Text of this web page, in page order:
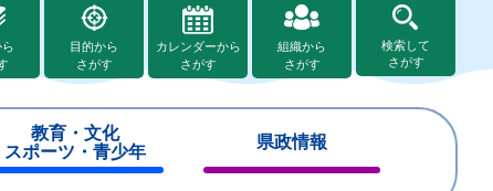
目的から
さがす
カレンダーから
さがす
組織から
さがす
検索して
さがす
教育・文化
スポーツ・青少年
県政情報